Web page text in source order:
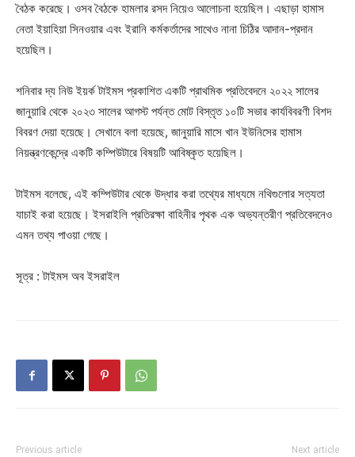
বৈঠক করেছে। ওসব বৈঠকে হামলার রসদ নিয়েও আলোচনা হয়েছিল। এছাড়া হামাস
নেতা ইয়াহিয়া সিনওয়ার এবং ইরানি কর্মকর্তাদের সাথেও নানা চিঠির আদান-প্রদান
হয়েছিল।
শনিবার দ্য নিউ ইয়র্ক টাইমস প্রকাশিত একটি প্রাথমিক প্রতিবেদনে ২০২২ সালের
জানুয়ারি থেকে ২০২৩ সালের আগস্ট পর্যন্ত মোট বিস্তৃত ১০টি সভার কার্যবিবরণী বিশদ
বিবরণ দেয়া হয়েছে। সেখানে বলা হয়েছে, জানুয়ারি মাসে খান ইউনিসের হামাস
নিয়ন্ত্রণকেন্দ্রে একটি কম্পিউটারে বিষয়টি আবিষ্কৃত হয়েছিল।
টাইমস বলেছে, এই কম্পিউটার থেকে উদ্ধার করা তথ্যের মাধ্যমে নথিগুলোর সত্যতা
যাচাই করা হয়েছে। ইসরাইলি প্রতিরক্ষা বাহিনীর পৃথক এক অভ্যন্তরীণ প্রতিবেদনেও
এমন তথ্য পাওয়া গেছে।
সূত্র : টাইমস অব ইসরাইল
Previous article Next article